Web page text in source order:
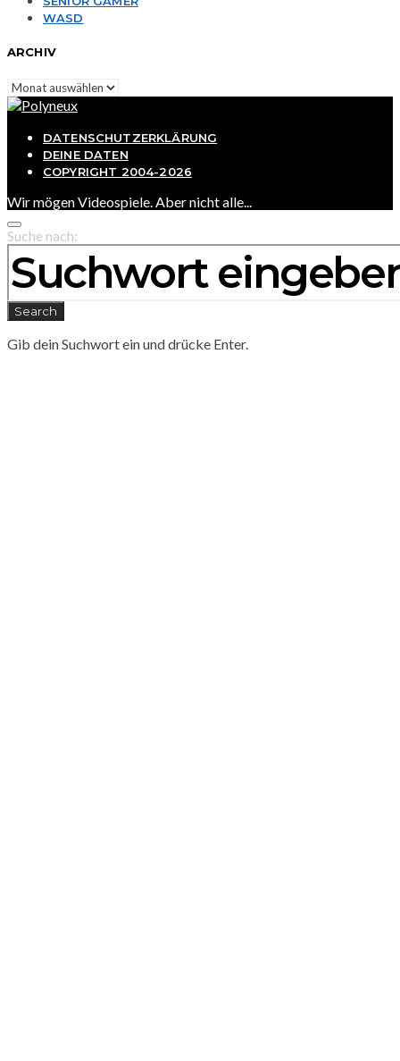
WASD
ARCHIV
Archiv
DATENSCHUTZERKLÄRUNG
DEINE DATEN
COPYRIGHT 2004-2026
Wir mögen Videospiele. Aber nicht alle...
Suche nach:
Search
Gib dein Suchwort ein und drücke Enter.